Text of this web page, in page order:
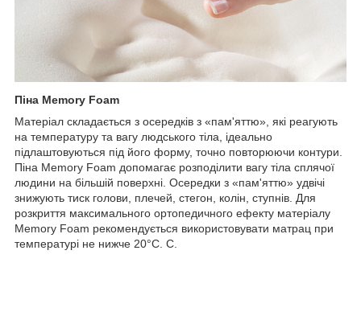
Піна Memory Foam
Матеріал складається з осередків з «пам'яттю», які реагують
на температуру та вагу людського тіла, ідеально
підлаштовуються під його форму, точно повторюючи контури.
Піна Memory Foam допомагає розподілити вагу тіла сплячої
людини на більшій поверхні. Осередки з «пам'яттю» удвічі
знижують тиск голови, плечей, стегон, колін, ступнів. Для
розкриття максимального ортопедичного ефекту матеріалу
Memory Foam рекомендується використовувати матрац при
температурі не нижче 20°С. С.